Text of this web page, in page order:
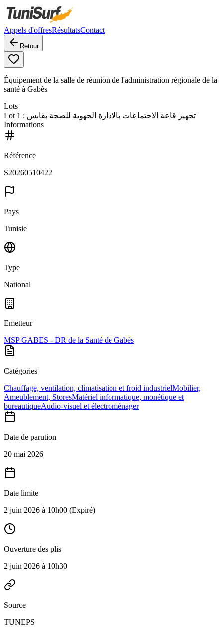
Appels d'offresRésultatsContact
Retour
Équipement de la salle de réunion de l'administration régionale de la
santé à Gabès
Lots
Lot 1
: تجهيز قاعة الاجتماعات بالادارة الجهوية للصحة بقابس
Informations
Référence
S20260510422
Pays
Tunisie
Type
National
Emetteur
MSP GABES - DR de la Santé de Gabès
Catégories
Chauffage, ventilation, climatisation et froid industrielMobilier,
Ameublement, StoresMatériel informatique, monétique et
bureautiqueAudio-visuel et électroménager
Date de parution
20 mai 2026
Date limite
2 juin 2026 à 10h00 (Expiré)
Ouverture des plis
2 juin 2026 à 10h30
Source
TUNEPS